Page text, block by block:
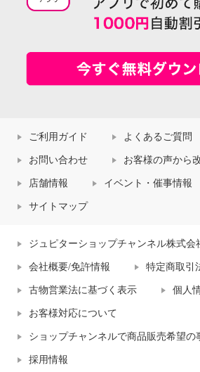
ご利用ガイド よくあるご質問
お問い合わせ お客様の声から
店舗情報 イベント・催事情報
サイトマップ
ジュピターショップチャンネル株式会
会社概要/免許情報 特定商取引
古物営業法に基づく表示 個人
お客様対応について
ショップチャンネルで商品販売希望の
採用情報